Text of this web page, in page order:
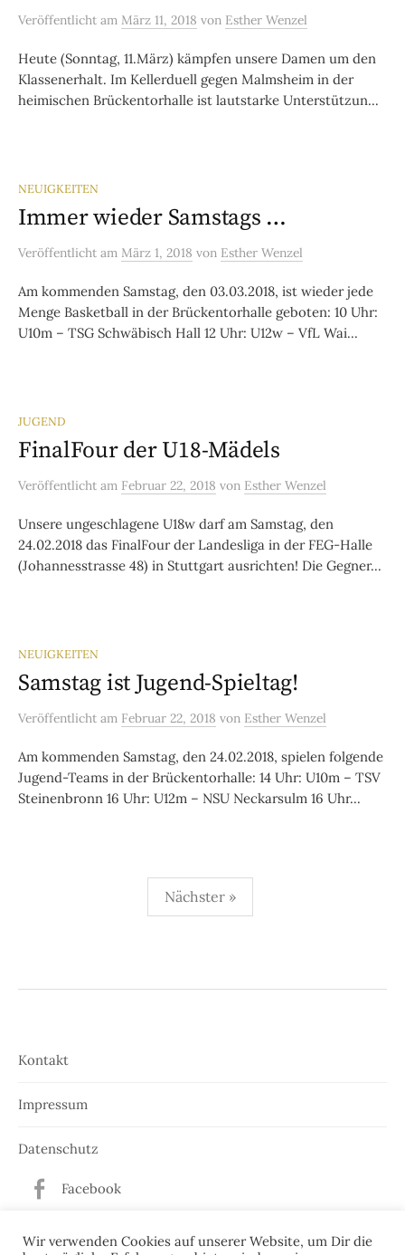
Veröffentlicht am März 11, 2018 von Esther Wenzel
Heute (Sonntag, 11.März) kämpfen unsere Damen um den
Klassenerhalt. Im Kellerduell gegen Malmsheim in der
heimischen Brückentorhalle ist lautstarke Unterstützun...
NEUIGKEITEN
Immer wieder Samstags …
Veröffentlicht am März 1, 2018 von Esther Wenzel
Am kommenden Samstag, den 03.03.2018, ist wieder jede
Menge Basketball in der Brückentorhalle geboten: 10 Uhr:
U10m – TSG Schwäbisch Hall 12 Uhr: U12w – VfL Wai...
JUGEND
FinalFour der U18-Mädels
Veröffentlicht am Februar 22, 2018 von Esther Wenzel
Unsere ungeschlagene U18w darf am Samstag, den
24.02.2018 das FinalFour der Landesliga in der FEG-Halle
(Johannesstrasse 48) in Stuttgart ausrichten! Die Gegner...
NEUIGKEITEN
Samstag ist Jugend-Spieltag!
Veröffentlicht am Februar 22, 2018 von Esther Wenzel
Am kommenden Samstag, den 24.02.2018, spielen folgende
Jugend-Teams in der Brückentorhalle: 14 Uhr: U10m – TSV
Steinenbronn 16 Uhr: U12m – NSU Neckarsulm 16 Uhr...
Seitennummerierung
Nächster »
Kontakt
Impressum
Datenschutz
Facebook
Twitter
Wir verwenden Cookies auf unserer Website, um Dir die